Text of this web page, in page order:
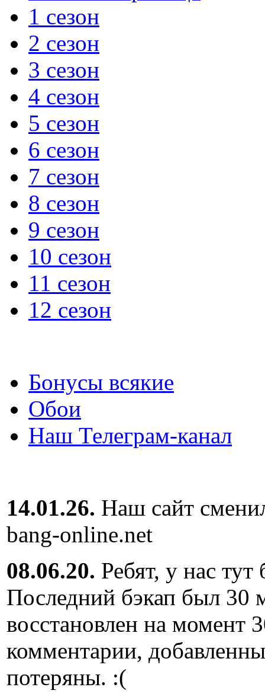
1 сезон
2 сезон
3 сезон
4 сезон
5 сезон
6 сезон
7 сезон
8 сезон
9 сезон
10 сезон
11 сезон
12 сезон
Бонусы всякие
Обои
Наш Телеграм-канал
14.01.26. Наш сайт
bang-online.net
08.06.20. Ребят, у нас
Последний бэкап был 30
восстановлен на
комментарии,
потеряны. :(